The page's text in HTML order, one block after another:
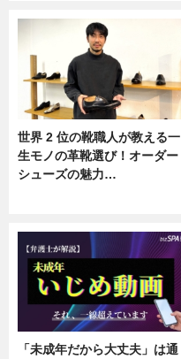
世界 2 位の靴職人が教える一
生モノの革靴選び！オーダー
シューズの魅力…
「未成年だから大丈夫」は通